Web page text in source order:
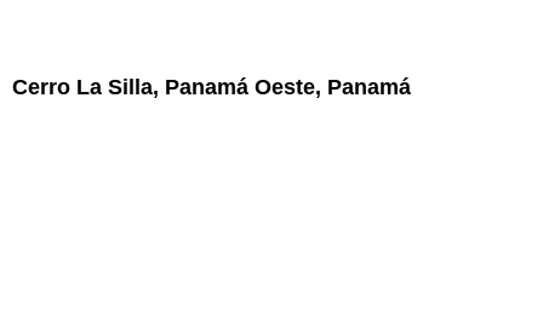
Cerro La Silla, Panamá Oeste, Panamá